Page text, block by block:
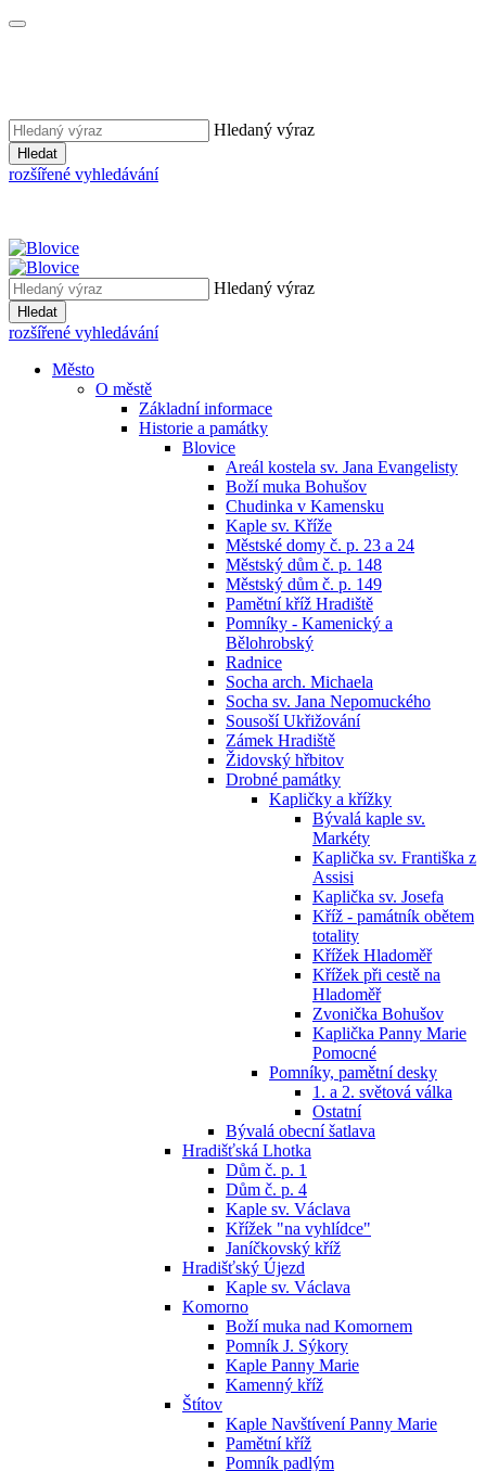
Hledaný výraz
Hledat
rozšířené vyhledávání
Hledaný výraz
Hledat
rozšířené vyhledávání
Město
O městě
Základní informace
Historie a památky
Blovice
Areál kostela sv. Jana Evangelisty
Boží muka Bohušov
Chudinka v Kamensku
Kaple sv. Kříže
Městské domy č. p. 23 a 24
Městský dům č. p. 148
Městský dům č. p. 149
Pamětní kříž Hradiště
Pomníky - Kamenický a
Bělohrobský
Radnice
Socha arch. Michaela
Socha sv. Jana Nepomuckého
Sousoší Ukřižování
Zámek Hradiště
Židovský hřbitov
Drobné památky
Kapličky a křížky
Bývalá kaple sv.
Markéty
Kaplička sv. Františka z
Assisi
Kaplička sv. Josefa
Kříž - památník obětem
totality
Křížek Hladoměř
Křížek při cestě na
Hladoměř
Zvonička Bohušov
Kaplička Panny Marie
Pomocné
Pomníky, pamětní desky
1. a 2. světová válka
Ostatní
Bývalá obecní šatlava
Hradišťská Lhotka
Dům č. p. 1
Dům č. p. 4
Kaple sv. Václava
Křížek "na vyhlídce"
Janíčkovský kříž
Hradišťský Újezd
Kaple sv. Václava
Komorno
Boží muka nad Komornem
Pomník J. Sýkory
Kaple Panny Marie
Kamenný kříž
Štítov
Kaple Navštívení Panny Marie
Pamětní kříž
Pomník padlým